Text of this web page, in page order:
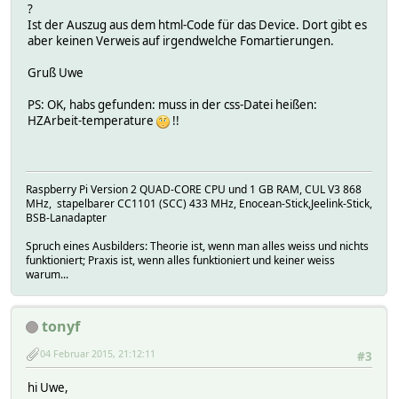
?
Ist der Auszug aus dem html-Code für das Device. Dort gibt es
aber keinen Verweis auf irgendwelche Fomartierungen.
Gruß Uwe
PS: OK, habs gefunden: muss in der css-Datei heißen:
HZArbeit-temperature
!!
Raspberry Pi Version 2 QUAD-CORE CPU und 1 GB RAM, CUL V3 868
MHz, stapelbarer CC1101 (SCC) 433 MHz, Enocean-Stick,Jeelink-Stick,
BSB-Lanadapter
Spruch eines Ausbilders: Theorie ist, wenn man alles weiss und nichts
funktioniert; Praxis ist, wenn alles funktioniert und keiner weiss
warum...
tonyf
#3
04 Februar 2015, 21:12:11
hi Uwe,